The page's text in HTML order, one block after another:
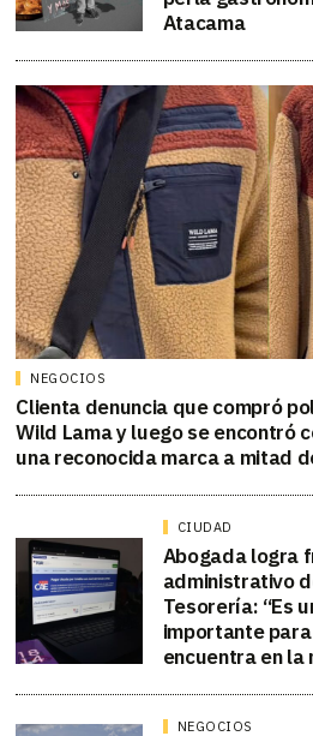
Atacama
NEGOCIOS
Clienta denuncia que compró
Wild Lama y luego se encontró
una reconocida marca a mitad
CIUDAD
Abogada logra
administrativo
Tesorería: “Es
importante
encuentra en la
NEGOCIOS